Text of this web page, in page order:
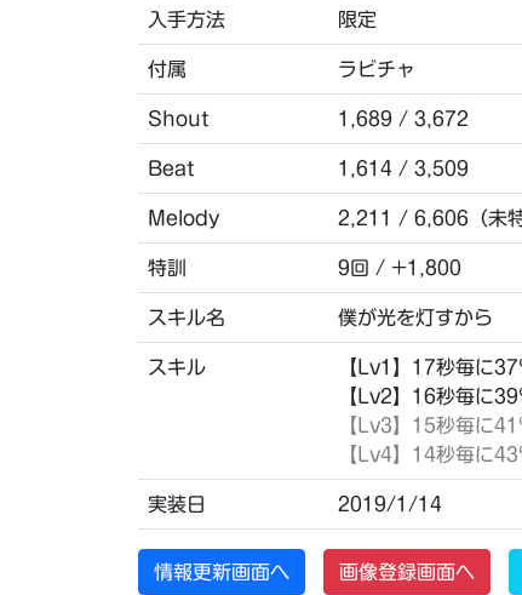
入手方法 限定
付属 ラビチャ
Shout 1,689 / 3,672
Beat 1,614 / 3,509
Melody 2,211 / 6,606（未
特訓 9回 / +1,800
スキル名 僕が光を灯すから
スキル
【Lv1】17秒毎に
【Lv2】16秒毎に
【Lv3】15秒毎に
【Lv4】14秒毎に
実装日 2019/1/14
情報更新画面へ 画像登録画面へ